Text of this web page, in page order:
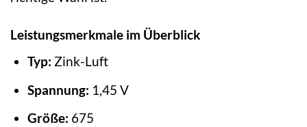
Leistungsmerkmale im Überblick
Typ: Zink-Luft
Spannung: 1,45 V
Größe: 675